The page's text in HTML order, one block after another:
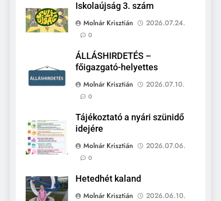
Iskolaújság 3. szám
Molnár Krisztián
2026.07.24.
0
ÁLLÁSHIRDETÉS –
főigazgató-helyettes
Molnár Krisztián
2026.07.10.
0
Tájékoztató a nyári szünidő
idejére
Molnár Krisztián
2026.07.06.
0
Hetedhét kaland
Molnár Krisztián
2026.06.10.